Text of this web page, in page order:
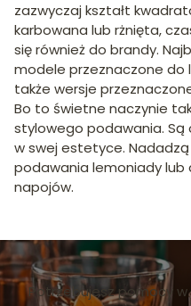
zazwyczaj kształt
karbowana lub rżnięta,
się również do brandy.
modele przeznaczone do
także wersje
Bo to świetne naczynie
stylowego podawania.
w swej estetyce.
podawania lemoniady lub
napojów.
Potrzebujesz pomocy